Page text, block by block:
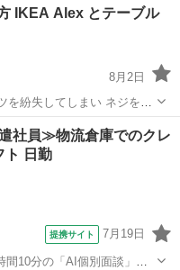
8/2受け取り可能な方 IKEA Alex とテーブル
8月2日
紛失してしまい ネジを用
IKEA
社員≫物流倉庫でのクレ
ト 日勤
提携サイト 7月19日
間10分の「AI個別面談」が